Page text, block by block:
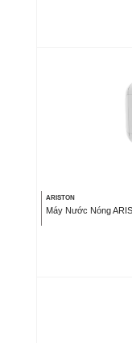
ARISTON
Máy Nước Nóng